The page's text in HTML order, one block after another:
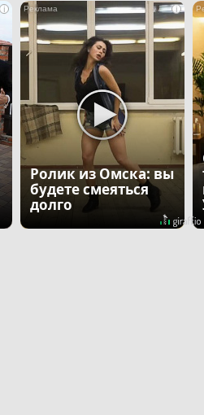
i i
Ролик из Омска: вы
будете смеяться
долго